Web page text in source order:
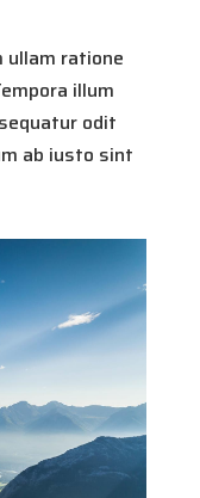
ullam ratione
illum
odit
ab iusto sint